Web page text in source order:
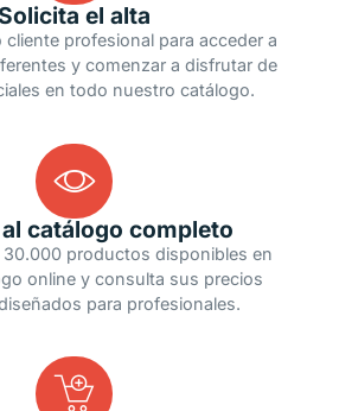
Solicita el alta
cliente profesional para acceder a
y comenzar a disfrutar de
en todo nuestro catálogo.
catálogo completo
30.000 productos disponibles en
online y consulta sus precios
para profesionales.